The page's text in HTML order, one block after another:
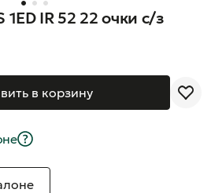
IR 52 22 очки с/з
в корзину